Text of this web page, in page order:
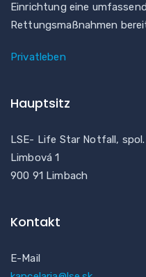
Einrichtung eine
Rettungsmaßnahmen
Privatleben
Hauptsitz
LSE- Life Star Notfall, spol.
Limbová 1
900 91 Limbach
Kontakt
E-Mail